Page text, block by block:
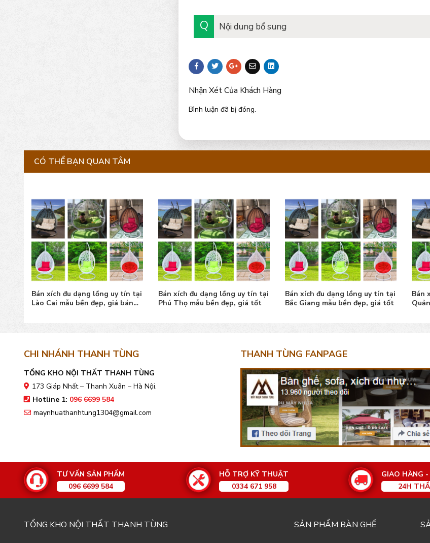
Nội dung bổ sung
Nhận Xét Của Khách Hàng
Bình luận đã bị đóng.
CÓ THỂ BẠN QUAN TÂM
Bán xích đu dạng lồng uy tín tại
Phú Thọ mẫu bền đẹp, giá tốt
Bán xích đu dạng lồng uy tín tại
Bắc Giang mẫu bền đẹp, giá tốt
Bán xích đu dạng lồng uy tín tại
Quảng Ninh mẫu bền đẹp, giá
Bán
Hòa
CHI NHÁNH THANH TÙNG
TỔNG KHO NỘI THẤT THANH TÙNG
173 Giáp Nhất – Thanh Xuân – Hà Nội.
Hotline 1: 096 6699 584
maynhuathanhtung1304@gmail.com
THANH TÙNG FANPAGE
TƯ VẤN SẢN PHẨM
096 6699 584
HỖ TRỢ KỸ THUẬT
0334 671 958
GIAO HÀNG
24H
TỔNG KHO NỘI THẤT THANH TÙNG SẢN PHẨM BÀN GHẾ